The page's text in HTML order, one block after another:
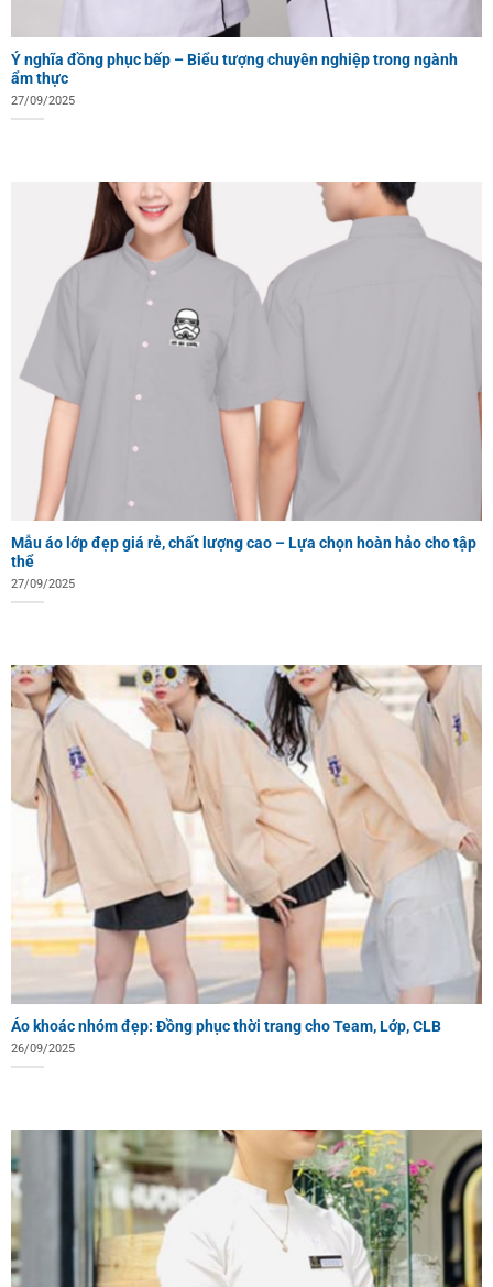
Ý nghĩa đồng phục bếp – Biểu tượng chuyên nghiệp trong ngành
ẩm thực
27/09/2025
Mẫu áo lớp đẹp giá rẻ, chất lượng cao – Lựa chọn hoàn hảo cho tập
thể
27/09/2025
Áo khoác nhóm đẹp: Đồng phục thời trang cho Team, Lớp, CLB
26/09/2025